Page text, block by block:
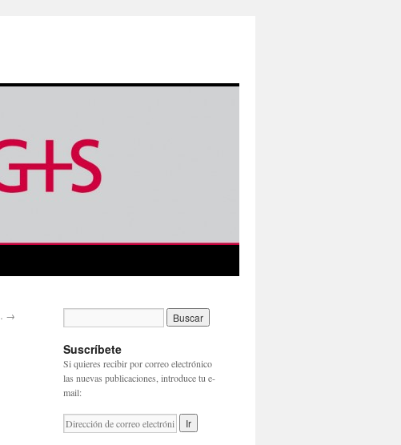
→
Suscríbete
Si quieres recibir por correo electrónico
las nuevas publicaciones, introduce tu e-
mail: